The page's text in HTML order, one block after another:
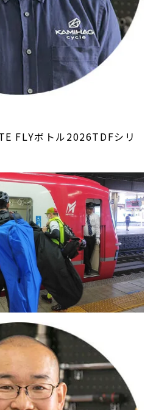
FLYボトル2026TDFシリ